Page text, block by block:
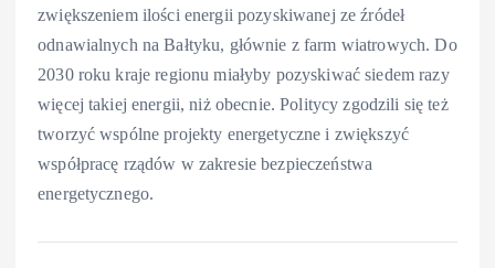
zwiększeniem ilości energii pozyskiwanej ze źródeł
odnawialnych na Bałtyku, głównie z farm wiatrowych. Do
2030 roku kraje regionu miałyby pozyskiwać siedem razy
więcej takiej energii, niż obecnie. Politycy zgodzili się też
tworzyć wspólne projekty energetyczne i zwiększyć
współpracę rządów w zakresie bezpieczeństwa
energetycznego.